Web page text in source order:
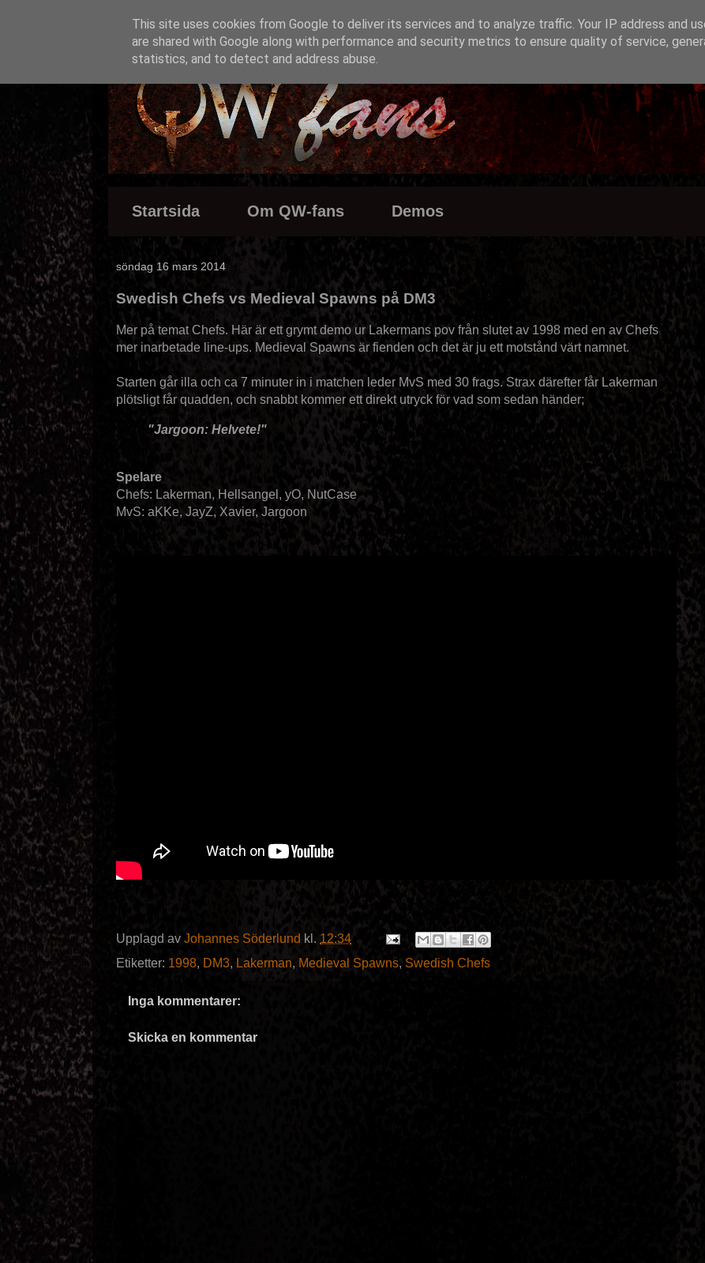
Startsida Om QW-fans Demos
söndag 16 mars 2014
Swedish Chefs vs Medieval Spawns på DM3
Mer på temat Chefs. Här är ett grymt demo ur Lakermans pov från slutet av 1998 med en av Chefs
mer inarbetade line-ups. Medieval Spawns är fienden och det är ju ett motstånd värt namnet.
Starten går illa och ca 7 minuter in i matchen leder MvS med 30 frags. Strax därefter får Lakerman
plötsligt får quadden, och snabbt kommer ett direkt utryck för vad som sedan händer;
"Jargoon: Helvete!"
Spelare
Chefs: Lakerman, Hellsangel, yO, NutCase
MvS: aKKe, JayZ, Xavier, Jargoon
Upplagd av Johannes Söderlund kl. 12:34
Etiketter: 1998, DM3, Lakerman, Medieval Spawns, Swedish Chefs
Inga kommentarer:
Skicka en kommentar
This site uses cookies from Google to deliver its services and to analyze traffic. Your IP address and
are shared with Google along with performance and security metrics to ensure quality of service,
statistics, and to detect and address abuse.